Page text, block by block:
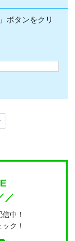
ボタンをクリ
／
中！
ク！